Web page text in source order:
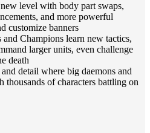
level with body part swaps,
and more powerful
customize banners
and Champions learn new tactics,
larger units, even challenge
death
detail where big daemons and
thousands of characters battling on